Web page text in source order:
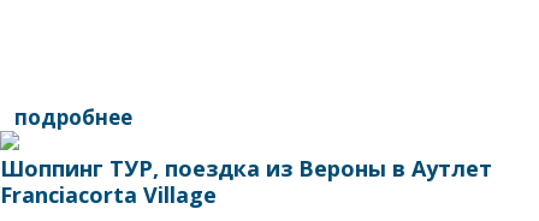
подробнее
Шоппинг ТУР, поездка из Вероны в Aутлет
Franciacorta Village